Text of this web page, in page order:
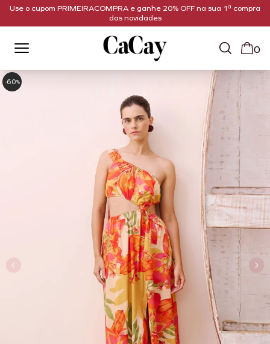
Use o cupom PRIMEIRACOMPRA e ganhe 20% OFF na sua 1ª compra
das novidades
0
-60%